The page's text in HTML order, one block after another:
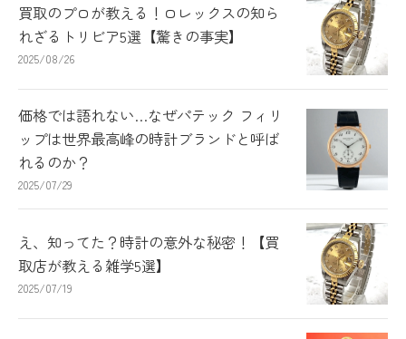
買取のプロが教える！ロレックスの知ら
れざるトリビア5選【驚きの事実】
2025/08/26
価格では語れない…なぜパテック フィリ
ップは世界最高峰の時計ブランドと呼ば
れるのか？
2025/07/29
え、知ってた？時計の意外な秘密！【買
取店が教える雑学5選】
2025/07/19